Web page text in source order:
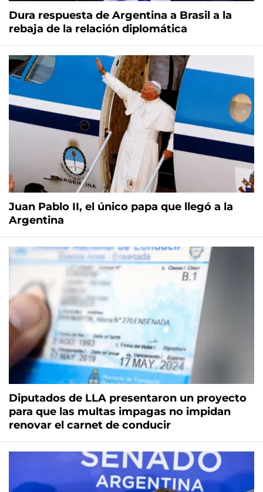
Dura respuesta de Argentina a Brasil a la
rebaja de la relación diplomática
Juan Pablo II, el único papa que llegó a la
Argentina
Diputados de LLA presentaron un proyecto
para que las multas impagas no impidan
renovar el carnet de conducir